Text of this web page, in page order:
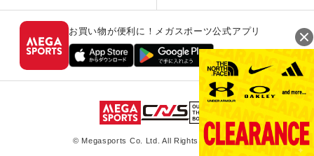
お買い物が便利に！メガスポーツ公式アプリ
© Megasports Co. Ltd. All Rights Reserved.